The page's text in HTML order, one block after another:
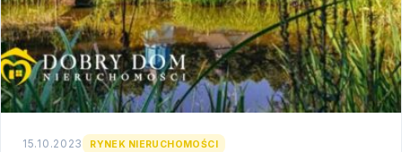
15.10.2023 RYNEK NIERUCHOMOŚCI